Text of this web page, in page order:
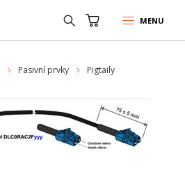
MENU
Pasivní prvky
Pigtaily